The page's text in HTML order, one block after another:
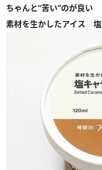
ちゃんと“苦い”のが良い
素材を生かしたアイス 塩